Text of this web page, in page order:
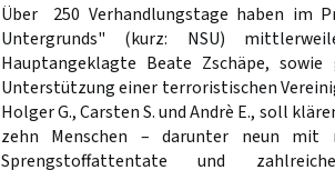
Über 250 Verhandlungstage haben im
Untergrunds" (kurz: NSU)
Hauptangeklagte Beate Zschäpe,
Unterstützung einer terroristischen
Holger G., Carsten S. und Andrè E., soll
zehn Menschen – darunter neun mit
Sprengstoffattentate und